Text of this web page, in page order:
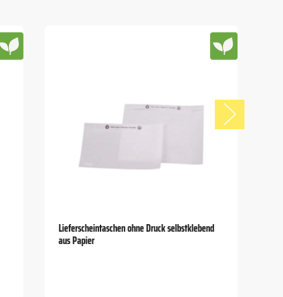
Lieferscheintaschen ohne Druck selbstklebend
aus Papier